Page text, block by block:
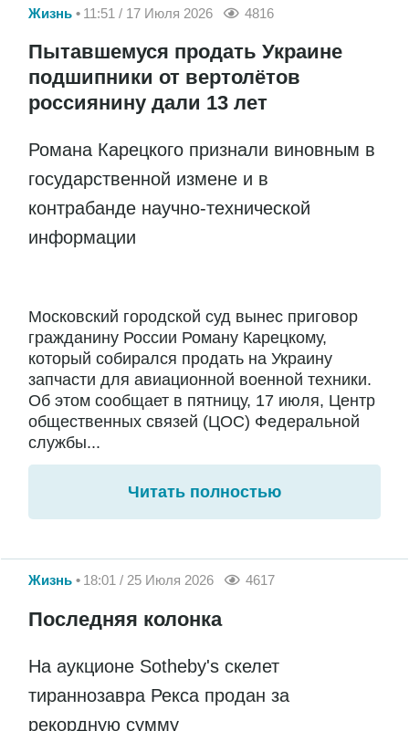
Жизнь 11:51 / 17 Июля 2026 4816
Пытавшемуся продать Украине
подшипники от вертолётов
россиянину дали 13 лет
Романа Карецкого признали виновным в
государственной измене и в
контрабанде научно-технической
информации
Московский городской суд вынес приговор
гражданину России Роману Карецкому,
который собирался продать на Украину
запчасти для авиационной военной техники.
Об этом сообщает в пятницу, 17 июля, Центр
общественных связей (ЦОС) Федеральной
службы...
Читать полностью
Жизнь 18:01 / 25 Июля 2026 4617
Последняя колонка
На аукционе Sotheby's скелет
тираннозавра Рекса продан за
рекордную сумму